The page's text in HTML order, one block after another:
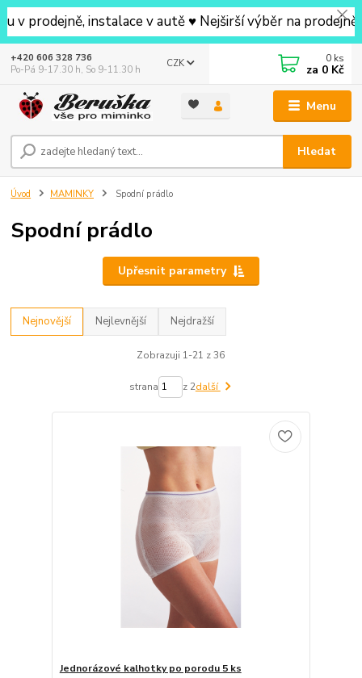
instalace v autě ♥ Nejširší výběr na prodejně v
Menu
CZK
Hledat
+420 606 328 736
Po-Pá 9-17.30 h, So 9-11.30 h
0 ks
za 0 Kč
Úvod MAMINKY Spodní prádlo
Spodní prádlo
Upřesnit parametry
Nejnovější Nejlevnější Nejdražší
Zobrazuji 1-21 z 36
strana z 2další
Jednorázové kalhotky po porodu 5 ks